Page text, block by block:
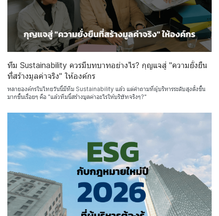
ทีม Sustainability ควรมีบทบาทอย่างไร? กุญแจสู่ "ความยั่งยืน
ที่สร้างมูลค่าจริง" ให้องค์กร
หลายองค์กรในไทยวันนี้มีทีม Sustainability แล้ว แต่คำถามที่ผู้บริหารระดับสูงตั้งขึ้น
มากขึ้นเรื่อยๆ คือ "แล้วทีมนี้สร้างมูลค่าอะไรให้บริษัทจริงๆ?"